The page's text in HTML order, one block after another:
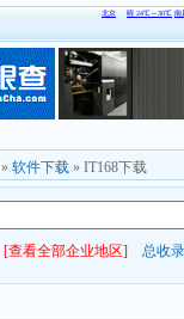
» 软件下载 » IT168下载
[查看全部企业地区] 总收